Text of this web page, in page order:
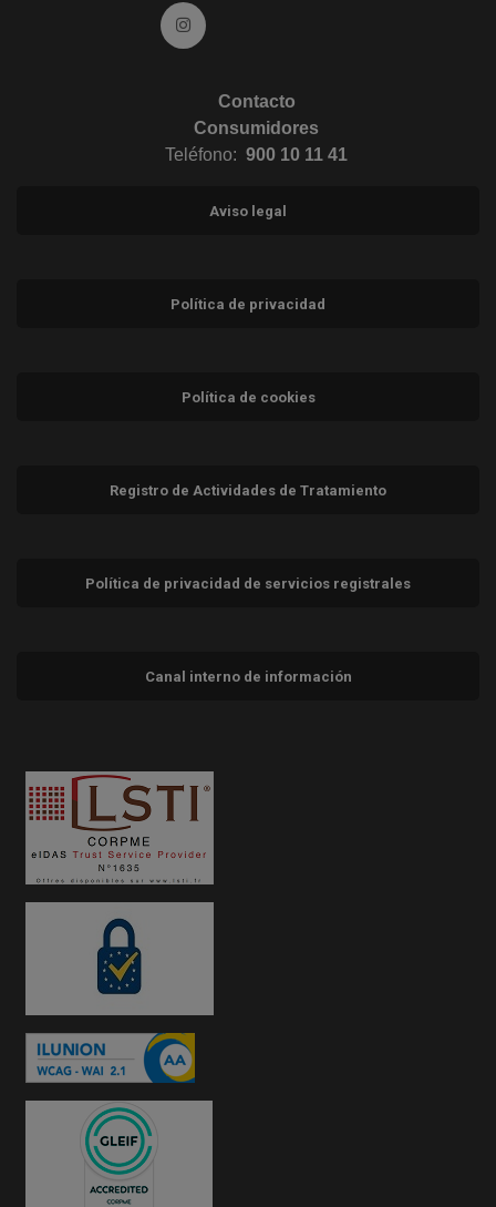
Ir a Instagram (abre en ventana nueva)
Contacto
Consumidores
Teléfono: 900 10 11 41
Aviso legal
Política de privacidad
Política de cookies
Registro de Actividades de Tratamiento
Política de privacidad de servicios registrales
Canal interno de información